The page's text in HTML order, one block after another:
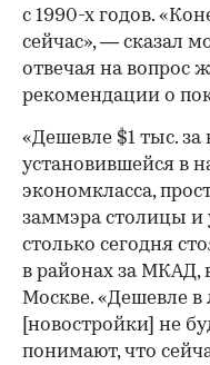
с 1990-х годов.
сейчас», — сказал
отвечая на вопрос
рекомендации о
«Дешевле $1 тыс.
установившейся в
экономкласса,
заммэра столицы и
столько сегодня
в районах за МКАД,
Москве. «Дешевле
[новостройки] не
понимают, что